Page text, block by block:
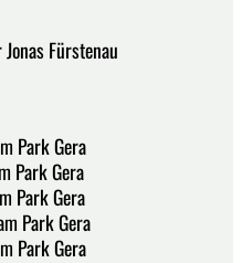
Fürstenau
Park Gera
Park Gera
Park Gera
Park Gera
Park Gera